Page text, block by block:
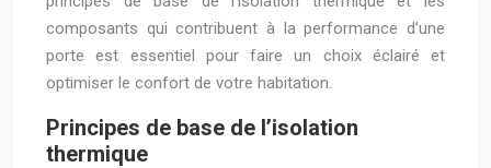
composants qui contribuent à la performance d’une
porte est essentiel pour faire un choix éclairé et
optimiser le confort de votre habitation.
Principes de base de l’isolation
thermique